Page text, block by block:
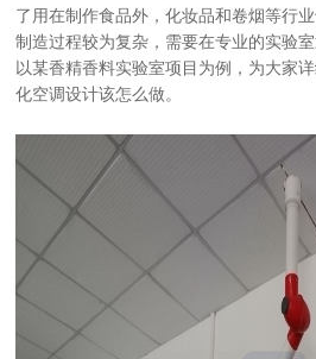
了用在制作食品外，化妆品和卷烟等行
制造过程较为复杂，需要在专业的实验
以某香精香料实验室项目为例，为大家
化空调设计该怎么做。